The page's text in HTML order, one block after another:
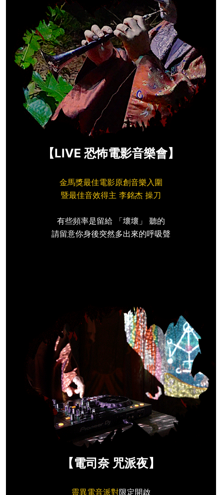
【LIVE 恐怖電影音樂會】
金馬獎最佳電影原創音樂入圍
暨最佳音效得主 李銘杰 操刀
有些頻率是留給 「壞壞」 聽的
請留意你身後突然多出來的呼吸聲
【電司奈 咒派夜】
靈異電音派對限定開啟